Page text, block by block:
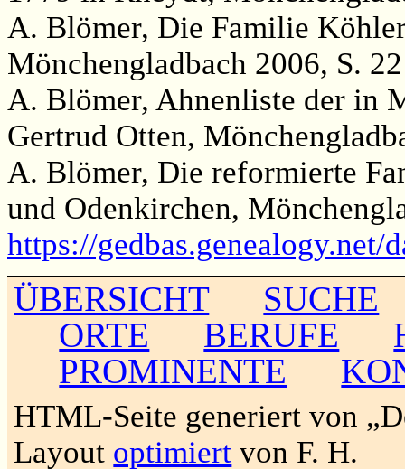
A. Blömer, Die Familie
Mönchengladbach 2006, S. 22
A. Blömer, Ahnenliste der in
Gertrud Otten,
A. Blömer, Die reformierte
und Odenkirchen,
https://gedbas.genealogy.net/
ÜBERSICHT
SUCHE
ORTE
BERUFE
PROMINENTE
HTML-Seite generiert von
Layout optimiert von F. H.